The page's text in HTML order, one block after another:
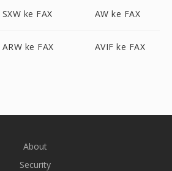
SXW ke FAX AW ke FAX
ARW ke FAX AVIF ke FAX
About
Security